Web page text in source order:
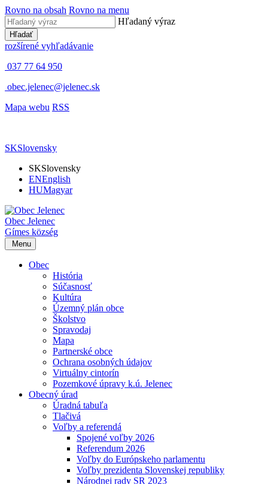
Rovno na obsah Rovno na menu
Hľadaný výraz
Hľadať
rozšírené vyhľadávanie
037 77 64 950
obec.jelenec@jelenec.sk
Mapa webu RSS
SKSlovensky
SKSlovensky
ENEnglish
HUMagyar
Obec Jelenec
Gímes község
Menu
Obec
História
Súčasnosť
Kultúra
Územný plán obce
Školstvo
Spravodaj
Mapa
Partnerské obce
Ochrana osobných údajov
Virtuálny cintorín
Pozemkové úpravy k.ú. Jelenec
Obecný úrad
Úradná tabuľa
Tlačivá
Voľby a referendá
Spojené voľby 2026
Referendum 2026
Voľby do Európskeho parlamentu
Voľby prezidenta Slovenskej republiky
Národnej rady SR 2023